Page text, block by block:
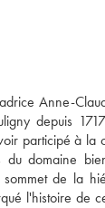
Anne-
depuis
participé à la
domaine
de la
l'histoire de